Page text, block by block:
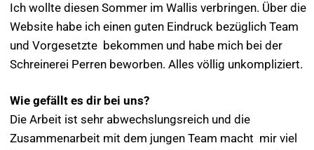
Ich wollte diesen Sommer im Wallis verbringen. Über die
Website habe ich einen guten Eindruck bezüglich Team
und Vorgesetzte bekommen und habe mich bei der
Schreinerei Perren beworben. Alles völlig unkompliziert.
Wie gefällt es dir bei uns?
Die Arbeit ist sehr abwechslungsreich und die
Zusammenarbeit mit dem jungen Team macht mir viel